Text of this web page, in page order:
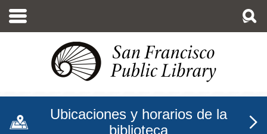
contenido
Ubicaciones y horarios de la
biblioteca